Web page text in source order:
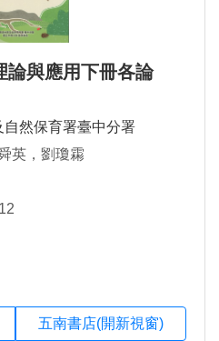
論與應用下冊各論
自然保育署臺中分署
英，劉瓊霦
五南書店(開新視窗)